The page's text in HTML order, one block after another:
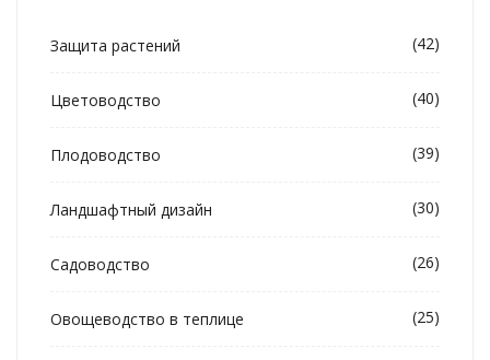
Защита растений (42)
Цветоводство (40)
Плодоводство (39)
Ландшафтный дизайн (30)
Садоводство (26)
Овощеводство в теплице (25)